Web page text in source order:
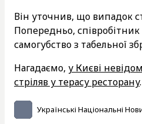
Він уточнив, що випадок
Попередньо, співробітник
самогубство з табельної
Нагадаємо, у Києві
стріляв у терасу ресторану.
Українські Національні